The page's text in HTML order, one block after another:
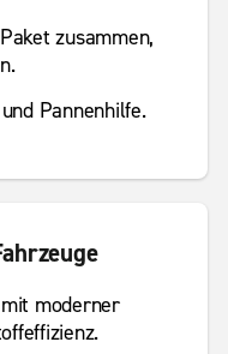
zusammen,
Pannenhilfe.
moderner